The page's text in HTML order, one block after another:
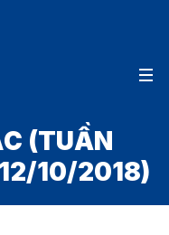
(TUẦN
10/2018)